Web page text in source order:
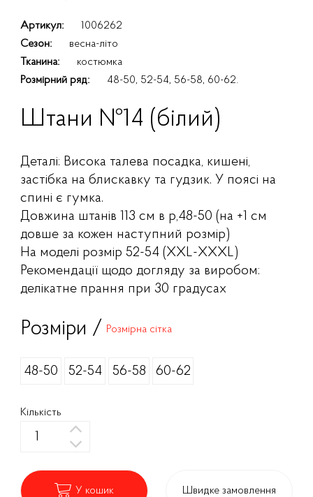
Артикул:
1006262
Сезон:
весна-літо
Тканина:
костюмка
Розмірний ряд:
48-50, 52-54, 56-58, 60-62.
Штани №14 (білий)
Деталі: Висока талева посадка, кишені,
застібка на блискавку та гудзик. У поясі на
спині є гумка.
Довжина штанів 113 см в р,48-50 (на +1 см
довше за кожен наступний розмір)
На моделі розмір 52-54 (XXL-XXXL)
Рекомендації щодо догляду за виробом:
делікатне прання при 30 градусах
Розміри / Розмірна сітка
48-50 52-54 56-58 60-62
Кількість
У кошик Швидке замовлення